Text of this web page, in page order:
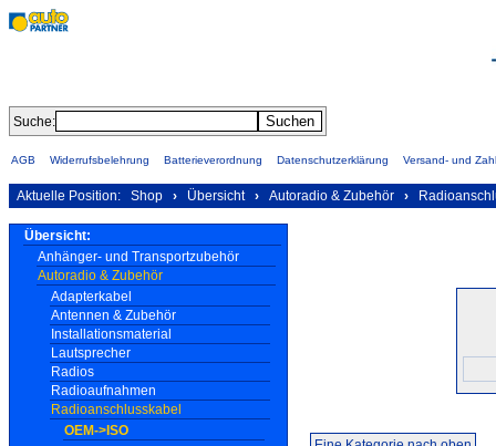
Suche:
AGB Widerrufsbelehrung Batterieverordnung Datenschutzerklärung Versand- und
Aktuelle Position: Shop › Übersicht › Autoradio & Zubehör ›
Übersicht:
Anhänger- und Transportzubehör
Autoradio & Zubehör
Adapterkabel
Antennen & Zubehör
Installationsmaterial
Lautsprecher
Radios
Radioaufnahmen
Radioanschlusskabel
OEM->ISO